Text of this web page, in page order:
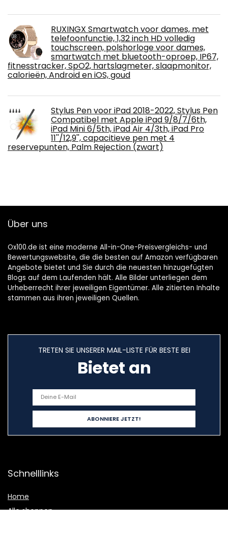
RUXINGX Smartwatch voor dames, met
telefoonfunctie, 1,32 inch HD volledig
touchscreen, polshorloge voor dames,
smartwatch met bluetooth-oproep, IP67,
fitnesstracker, SpO2, hartslagmeter, slaapmonitor,
calorieën, Android en iOS, goud
Stylus Pen voor iPad 2018-2022, Stylus Pen
Compatibel met Apple iPad 9/8/7/6th,
iPad Mini 6/5th, iPad Air 4/3th, iPad Pro
11''/12,9'', capacitieve pen met 4
reservepunten, Palm Rejection (zwart)
Über uns
Ox100.de ist eine moderne All-in-One-Preisvergleichs- und
Bewertungswebsite, die die besten auf Amazon verfügbaren
Angebote bietet und Sie durch die neuesten hinzugefügten
Blogs auf dem Laufenden hält. Alle Bilder unterliegen dem
Urheberrecht ihrer jeweiligen Eigentümer. Alle zitierten Inhalte
stammen aus ihren jeweiligen Quellen.
TRETEN SIE UNSERER MAIL-LISTE FÜR BESTE BEI
Bietet an
Schnelllinks
Home
Alle shoppen